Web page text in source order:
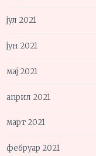
јул 2021
јун 2021
мај 2021
април 2021
март 2021
фебруар 2021